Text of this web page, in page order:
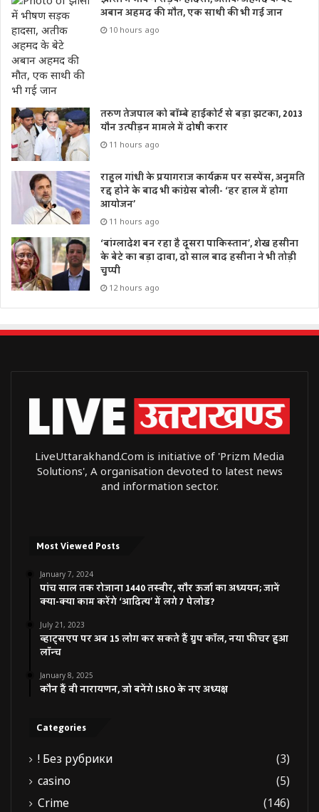
अबान अहमद की मौत, एक साथी की भी गई जान
10 hours ago
तरुण तेजपाल को बॉम्बे हाईकोर्ट से बड़ा झटका, 2013
यौन उत्पीड़न मामले में दोषी करार
11 hours ago
राहुल गांधी के प्रयागराज कार्यक्रम पर सस्पेंस, अनुमति
रद्द होने के बाद भी कांग्रेस बोली- ‘हर हाल में होगा
आयोजन’
11 hours ago
‘बांग्लादेश बन रहा है दूसरा पाकिस्तान’, शेख हसीना
के बेटे का बड़ा दावा, दो साल बाद हसीना ने भी तोड़ी
चुप्पी
12 hours ago
LiveUttarakhand.Com is initiative of 'Prizm Media
Solutions', A organisation devoted to latest news
and information sector.
Most Viewed Posts
January 7, 2024
पांच साल तक रोजाना 1440 तस्वीर, सौर ऊर्जा का अध्ययन; जानें
क्या-क्या काम करेंगे ‘आदित्य’ में लगे 7 पेलोड?
July 21, 2023
व्हाट्सएप पर अब 15 लोग कर सकते हैं ग्रुप कॉल, नया फीचर हुआ
लॉन्च
January 8, 2025
कौन हैं वी नारायणन, जो बनेंगे ISRO के नए अध्यक्ष
Categories
! Без рубрики
(3)
casino
(5)
Crime
(146)